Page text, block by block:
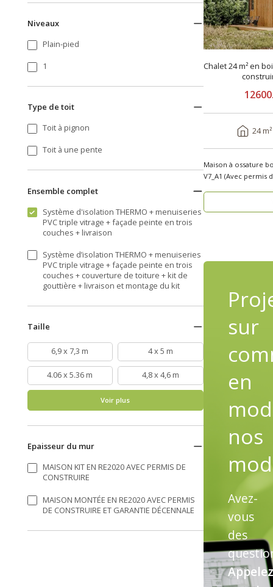
Niveaux
Plain-pied
1
Type de toit
Toit à pignon
Toit à une pente
Ensemble complet
Système d'isolation THERMO + menuiseries
PVC triple vitrage + façade peinte en trois
couches + livraison
Système d’isolation THERMO + menuiseries
PVC triple vitrage + façade peinte en trois
couches + couverture de toiture + kit de
gouttière + livraison et montage du kit
Taille
6,9 x 7,3 m 4 x 5 m
4.06 x 5.36 m 4,8 x 4,6 m
Voir plus
Epaisseur du mur
MAISON KIT EN RE2020 AVEC PERMIS DE
CONSTRUIRE
MAISON MONTÉE EN RE2020 AVEC PERMIS
DE CONSTRUIRE ET GARANTIE DÉCENNALE
Chalet 24 m² en
24 m²
Maison à ossature
V7_A1 (Avec permis de
sur
en
nos
Avez-
vous
des